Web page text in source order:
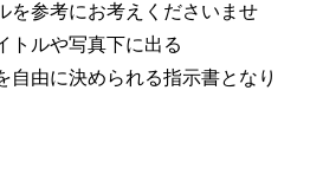
を参考にお考えくださいませ
ルや写真下に出る
自由に決められる指示書となり